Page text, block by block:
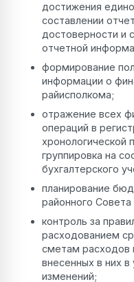
достижения
составлении
достоверности и
отчетной
формирование
информации о
райисполкома;
отражение всех
операций в
хронологической
группировка на
бухгалтерского
планирование
районного Совета
контроль за
расходованием
сметам
внесенных в них
изменений;